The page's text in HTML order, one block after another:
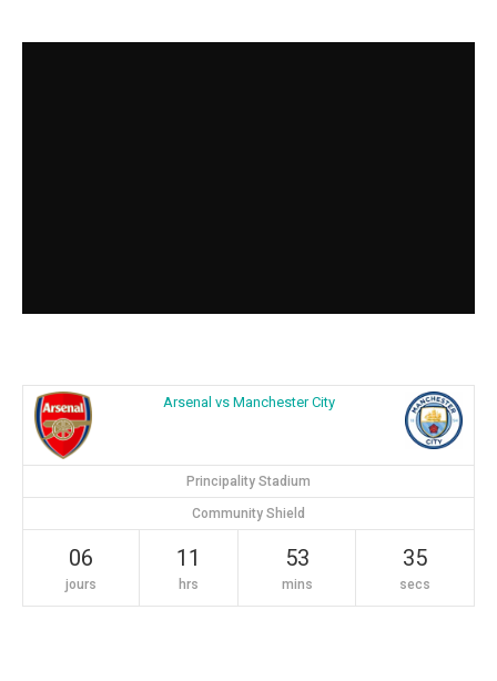
Arsenal vs Manchester City
Principality Stadium
Community Shield
06
jours
11
hrs
53
mins
34
secs